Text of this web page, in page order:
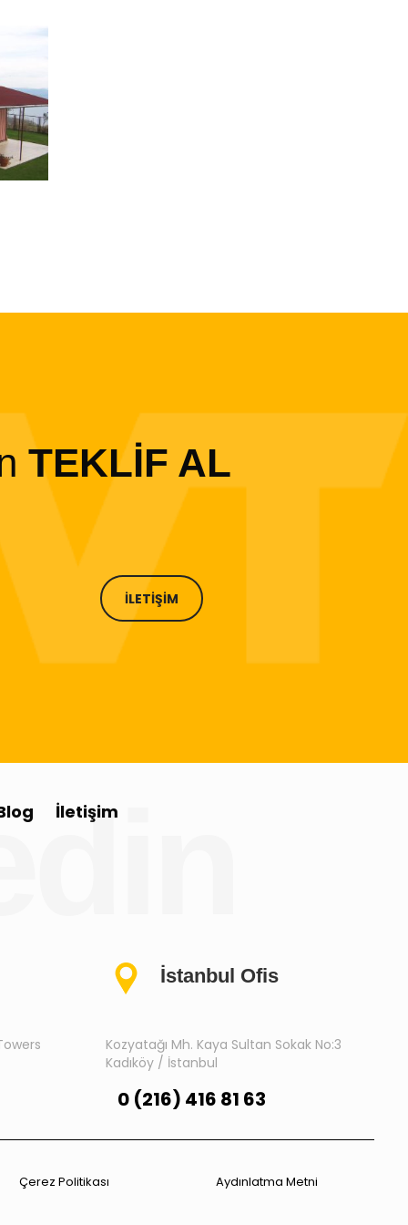
TEKLİF AL
İLETİŞİM
İletişim
İstanbul Ofis
Kozyatağı Mh. Kaya Sultan Sokak No:3
Kadıköy / İstanbul
0 (216) 416 81 63
Çerez Politikası Aydınlatma Metni